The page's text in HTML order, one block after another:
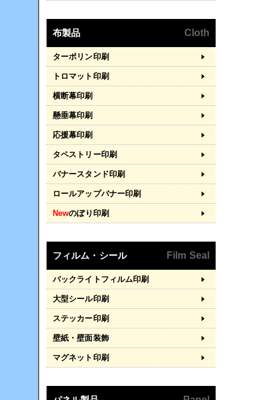
布製品 Cloth
ターポリン印刷
トロマット印刷
横断幕印刷
懸垂幕印刷
応援幕印刷
タペストリー印刷
バナースタンド印刷
ロールアップバナー印刷
Newのぼり印刷
フィルム・シール Film Seal
バックライトフィルム印刷
大型シール印刷
ステッカー印刷
壁紙・壁面装飾
マグネット印刷